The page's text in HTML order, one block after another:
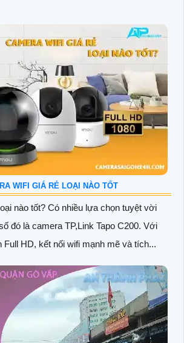
WIFI GIÁ RẺ LOẠI NÀO TỐT
nào tốt? Có nhiều lựa chọn tuyệt vời
đó là camera TP,Link Tapo C200. Với
HD, kết nối wifi mạnh mẽ và tích...